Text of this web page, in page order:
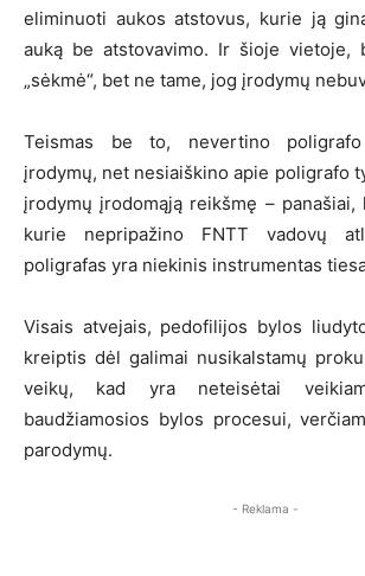
eliminuoti aukos atstovus, kurie ją
auką be atstovavimo. Ir šioje vietoje,
„sėkmė“, bet ne tame, jog įrodymų
Teismas be to, nevertino
įrodymų, net nesiaiškino apie poligrafo
įrodymų įrodomąją reikšmę – panašiai,
kurie nepripažino FNTT vadovų
poligrafas yra niekinis instrumentas
Visais atvejais, pedofilijos bylos
kreiptis dėl galimai nusikalstamų
veikų, kad yra neteisėtai
baudžiamosios bylos procesui,
parodymų.
- Reklama -